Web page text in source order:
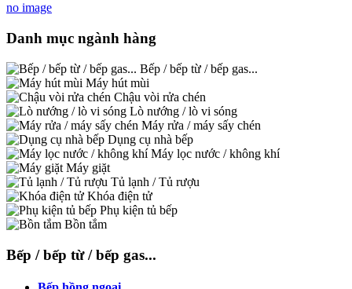
no image
Danh mục ngành hàng
Bếp / bếp từ / bếp gas...
Máy hút mùi
Chậu vòi rửa chén
Lò nướng / lò vi sóng
Máy rửa / máy sấy chén
Dụng cụ nhà bếp
Máy lọc nước / không khí
Máy giặt
Tủ lạnh / Tủ rượu
Khóa điện tử
Phụ kiện tủ bếp
Bồn tắm
Bếp / bếp từ / bếp gas...